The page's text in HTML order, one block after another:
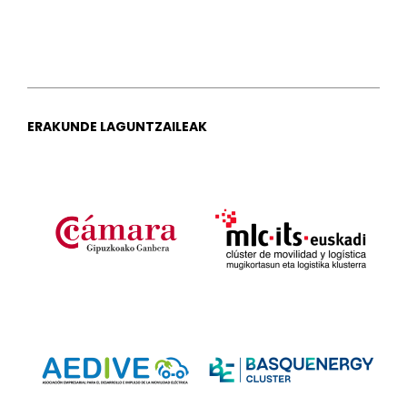
ERAKUNDE LAGUNTZAILEAK